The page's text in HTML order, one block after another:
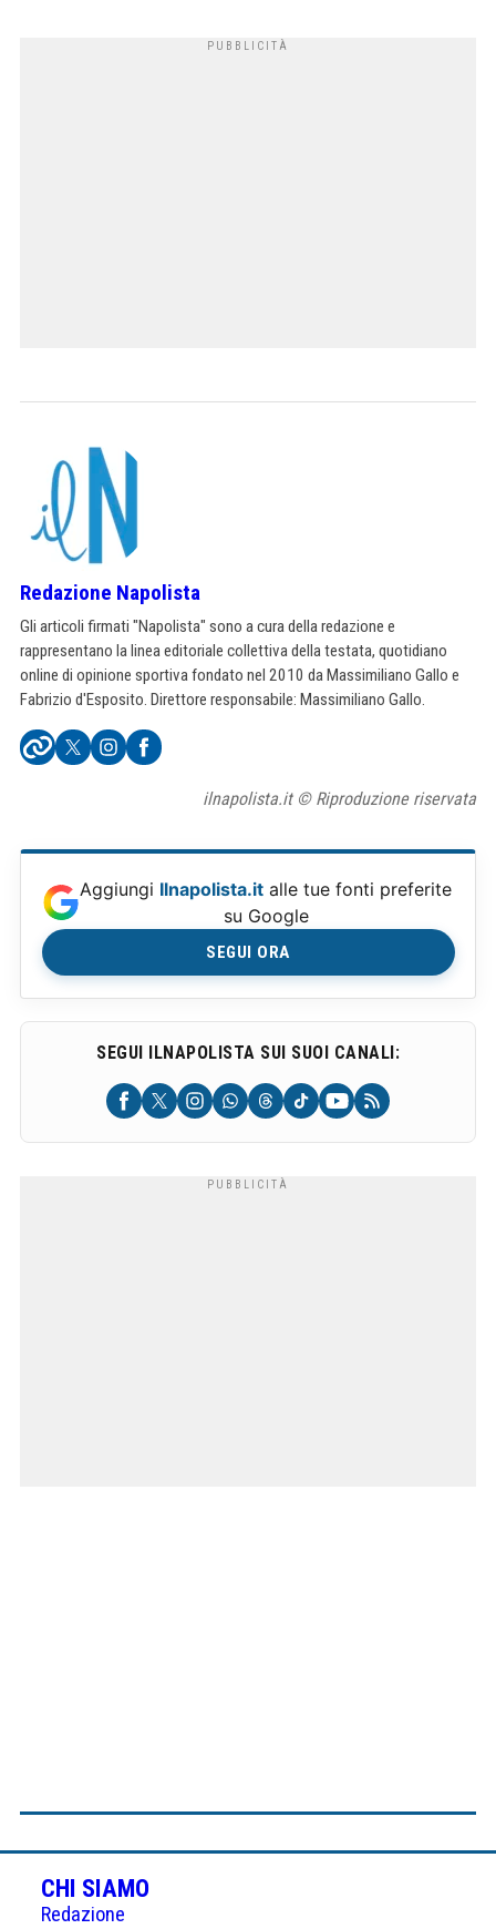
Redazione Napolista
Gli articoli firmati "Napolista" sono a cura della redazione e
rappresentano la linea editoriale collettiva della testata, quotidiano
online di opinione sportiva fondato nel 2010 da Massimiliano Gallo e
Fabrizio d'Esposito. Direttore responsabile: Massimiliano Gallo.
ilnapolista.it © Riproduzione riservata
Aggiungi Ilnapolista.it alle tue fonti preferite
su Google
SEGUI ORA
SEGUI ILNAPOLISTA SUI SUOI CANALI:
CHI SIAMO
Redazione